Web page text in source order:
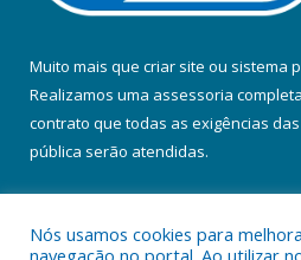
Muito mais que criar site ou sistema
Realizamos uma assessoria
contrato que todas as exigências das
pública serão atendidas.
Nós usamos cookies para
navegação no portal. Ao utilizar